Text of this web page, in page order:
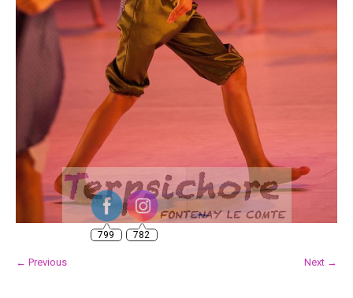
← Previous Next →
799 782